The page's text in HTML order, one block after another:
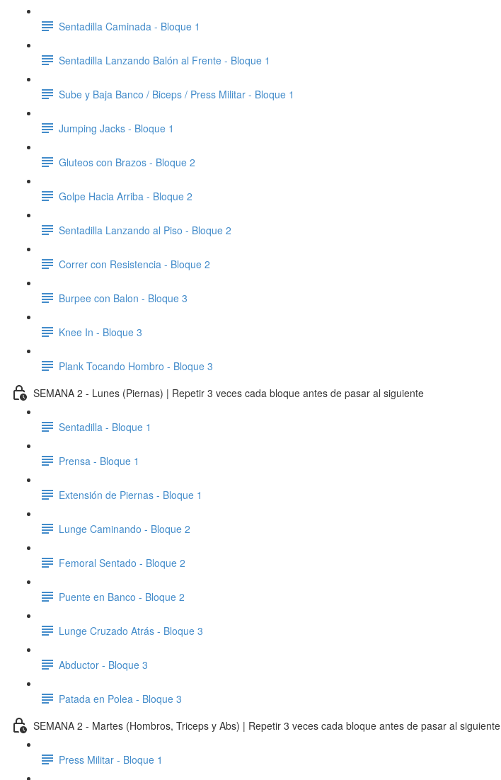
Sentadilla Caminada - Bloque 1
Sentadilla Lanzando Balón al Frente - Bloque 1
Sube y Baja Banco / Biceps / Press Militar - Bloque 1
Jumping Jacks - Bloque 1
Gluteos con Brazos - Bloque 2
Golpe Hacia Arriba - Bloque 2
Sentadilla Lanzando al Piso - Bloque 2
Correr con Resistencia - Bloque 2
Burpee con Balon - Bloque 3
Knee In - Bloque 3
Plank Tocando Hombro - Bloque 3
SEMANA 2 - Lunes (Piernas) | Repetir 3 veces cada bloque antes de pasar al siguiente
Sentadilla - Bloque 1
Prensa - Bloque 1
Extensión de Piernas - Bloque 1
Lunge Caminando - Bloque 2
Femoral Sentado - Bloque 2
Puente en Banco - Bloque 2
Lunge Cruzado Atrás - Bloque 3
Abductor - Bloque 3
Patada en Polea - Bloque 3
SEMANA 2 - Martes (Hombros, Triceps y Abs) | Repetir 3 veces cada bloque antes de pasar al siguiente
Press Militar - Bloque 1